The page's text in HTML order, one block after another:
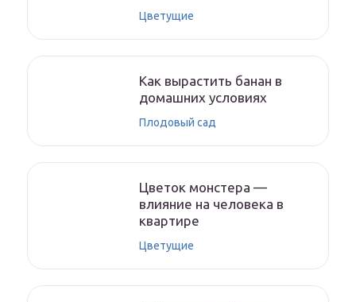
Цветущие
Как вырастить банан в
домашних условиях
Плодовый сад
Цветок монстера —
влияние на человека в
квартире
Цветущие